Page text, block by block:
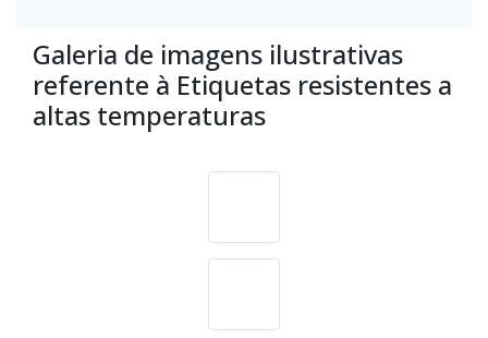
Galeria de imagens ilustrativas
referente à Etiquetas resistentes a
altas temperaturas